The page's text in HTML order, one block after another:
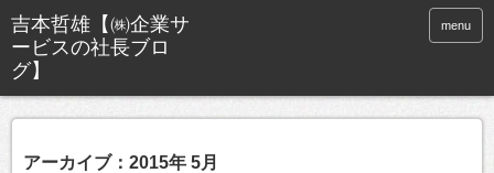
menu
アーカイブ：2015年 5月